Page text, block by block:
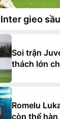
gieo
Soi trận
thách lớn
Romelu
còn thể hàn